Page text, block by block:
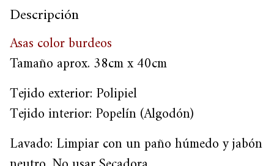
Descripción
Asas color burdeos
Tamaño aprox. 38cm x 40cm
Tejido exterior: Polipiel
Tejido interior: Popelín (Algodón)
Lavado: Limpiar con un paño húmedo y jabón